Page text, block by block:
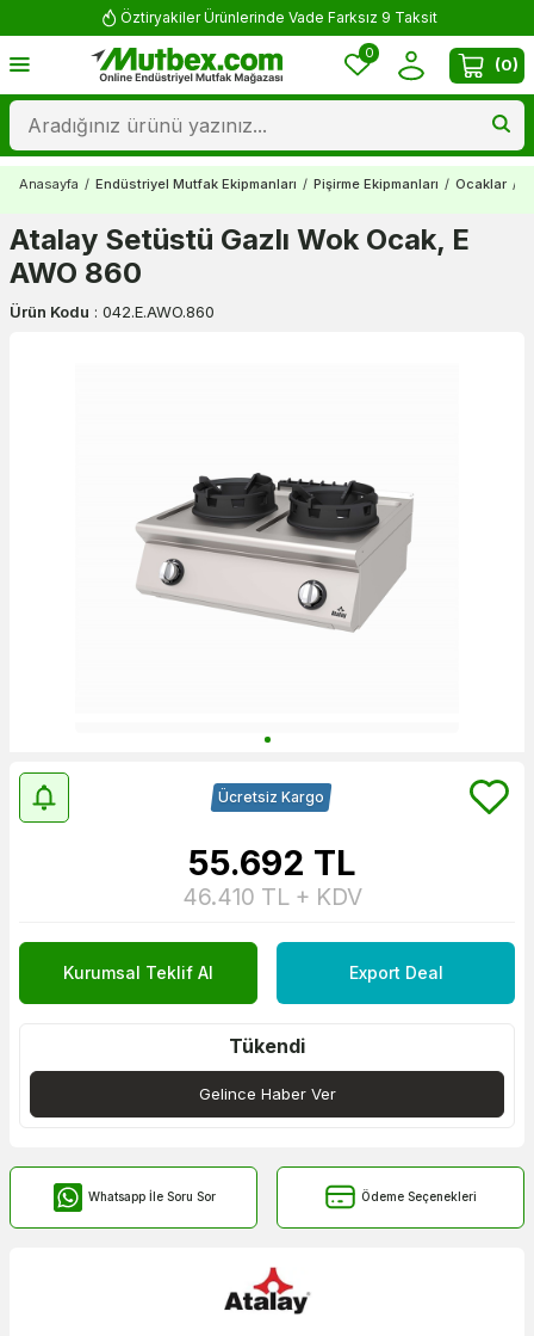
Öztiryakiler Ürünlerinde Vade Farksız 9 Taksit
0
(0)
Anasayfa / Endüstriyel Mutfak Ekipmanları / Pişirme Ekipmanları / Ocaklar /
Atalay Setüstü Gazlı Wok Ocak, E
AWO 860
Ürün Kodu : 042.E.AWO.860
Ücretsiz Kargo
55.692 TL
46.410 TL + KDV
Kurumsal Teklif Al Export Deal
Tükendi
Gelince Haber Ver
Whatsapp İle Soru Sor Ödeme Seçenekleri